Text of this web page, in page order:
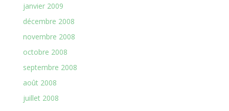
janvier 2009
décembre 2008
novembre 2008
octobre 2008
septembre 2008
août 2008
juillet 2008